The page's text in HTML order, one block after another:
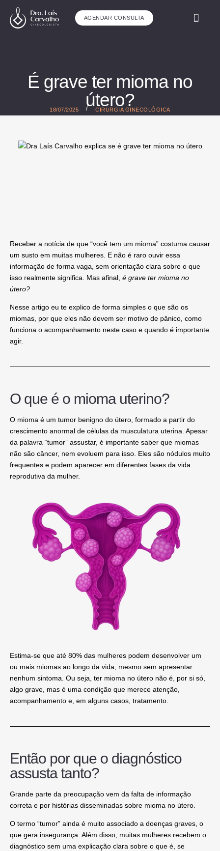
AGENDAR CONSULTA
É grave ter mioma no
útero?
18/07/2025 / CIRURGIA GINECOLÓGICA
Receber a notícia de que “você tem um mioma” costuma causar
um susto em muitas mulheres. E não é raro ouvir essa
informação de forma vaga, sem orientação clara sobre o que
isso realmente significa. Mas afinal, é grave ter mioma no
útero?
Nesse artigo eu te explico de forma simples o que são os
miomas, por que eles não devem ser motivo de pânico, como
funciona o acompanhamento neste caso e quando é importante
agir.
O que é o mioma uterino?
O mioma é um tumor benigno do útero, formado a partir do
crescimento anormal de células da musculatura uterina. Apesar
da palavra “tumor” assustar, é importante saber que miomas
não são câncer, nem evoluem para isso. Eles são nódulos muito
frequentes e podem aparecer em diferentes fases da vida
reprodutiva da mulher.
Estima-se que até 80% das mulheres podem desenvolver um
ou mais miomas ao longo da vida, mesmo sem apresentar
nenhum sintoma . Ou seja, ter mioma no útero não é, por si só,
algo grave, mas é uma condição que merece atenção
acompanhamento e, em alguns casos, tratamento.
Então por que o diagnóstico
assusta tanto?
Grande parte da preocupação vem da falta de informação
correta e por histórias disseminadas sobre mioma no útero.
O termo “tumor” ainda é muito associado a doenças graves, o
que gera insegurança. Além disso, muitas mulheres recebem o
diagnóstico sem uma explicação clara sobre o que é, se